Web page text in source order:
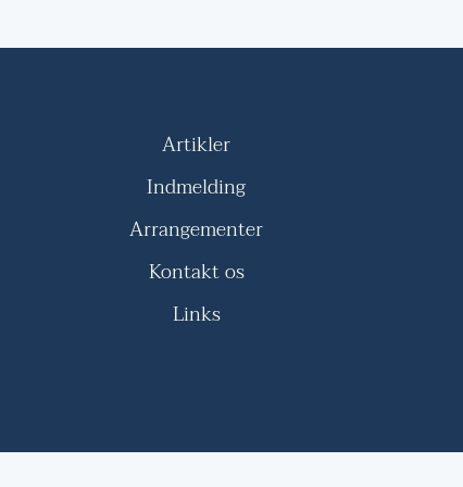
Artikler
Indmelding
Arrangementer
Kontakt os
Links